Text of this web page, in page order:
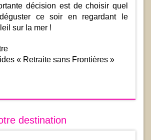
décision est de choisir quel
ce soir en regardant le
sur la mer !
« Retraite sans Frontières »
destination